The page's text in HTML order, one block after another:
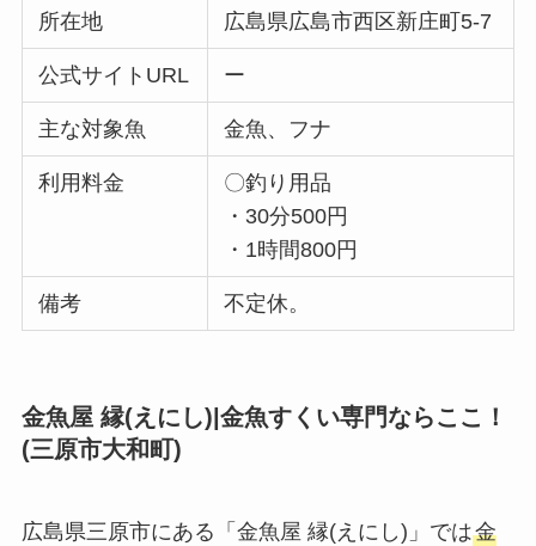
所在地 広島県広島市西区新庄町5-7
公式サイトURL ー
主な対象魚 金魚、フナ
利用料金
〇釣り用品
・30分500円
・1時間800円
備考 不定休。
金魚屋 縁(えにし)|金魚すくい専門ならここ！
(三原市大和町)
広島県三原市にある「金魚屋 縁(えにし)」では金